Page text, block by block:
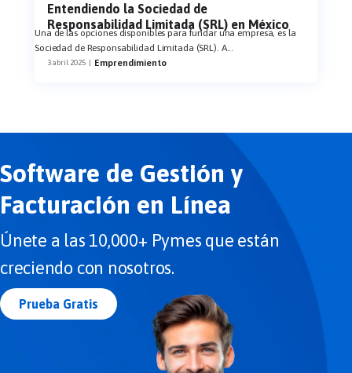
Entendiendo la Sociedad de
Responsabilidad Limitada (SRL) en México
Una de las opciones disponibles para fundar una empresa, es la
Sociedad de Responsabilidad Limitada (SRL). A...
3 abril 2025 | Emprendimiento
Software de Gestión y
Facturación en Línea
Únete a las 10,000+ Pymes que están
creciendo con nosotros.
Prueba Gratis